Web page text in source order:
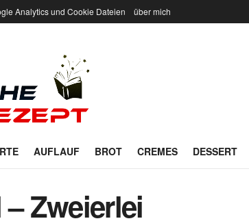
Analytics und Cookie Dateien über mich
AUFLAUF BROT CREMES DESSERT
Zweierlei